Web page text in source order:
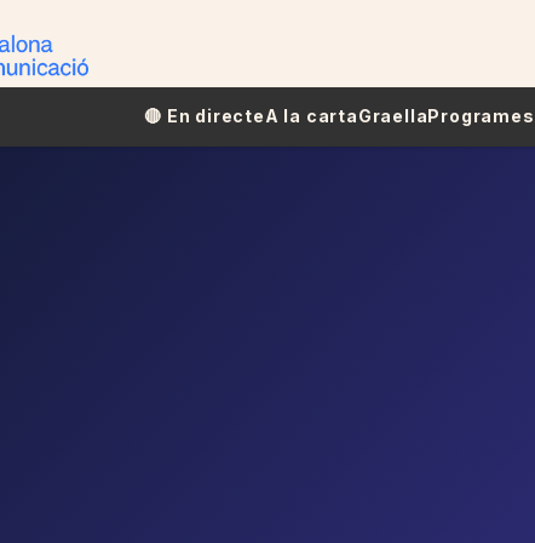
🔴​​ En directeA la cartaGraellaProgrames